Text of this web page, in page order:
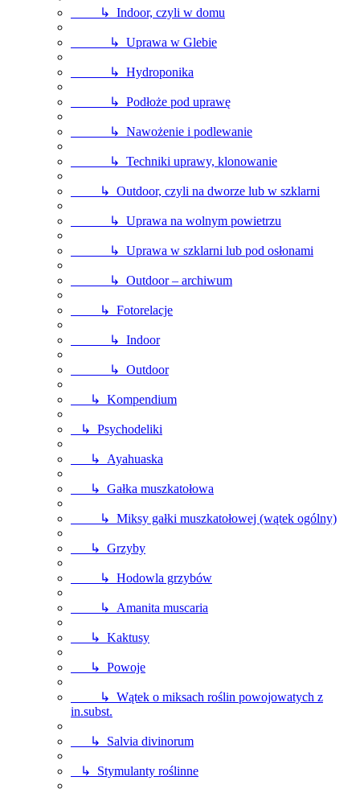
↳ Indoor, czyli w domu
↳ Uprawa w Glebie
↳ Hydroponika
↳ Podłoże pod uprawę
↳ Nawożenie i podlewanie
↳ Techniki uprawy, klonowanie
↳ Outdoor, czyli na dworze lub w szklarni
↳ Uprawa na wolnym powietrzu
↳ Uprawa w szklarni lub pod osłonami
↳ Outdoor – archiwum
↳ Fotorelacje
↳ Indoor
↳ Outdoor
↳ Kompendium
↳ Psychodeliki
↳ Ayahuaska
↳ Gałka muszkatołowa
↳ Miksy gałki muszkatołowej (wątek ogólny)
↳ Grzyby
↳ Hodowla grzybów
↳ Amanita muscaria
↳ Kaktusy
↳ Powoje
↳ Wątek o miksach roślin powojowatych z
in.subst.
↳ Salvia divinorum
↳ Stymulanty roślinne